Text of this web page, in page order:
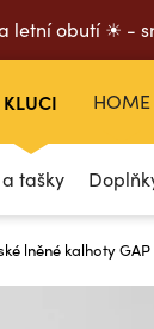
letní obutí ☀ -
KLUCI
tašky
HOME
lněné kalhoty GAP